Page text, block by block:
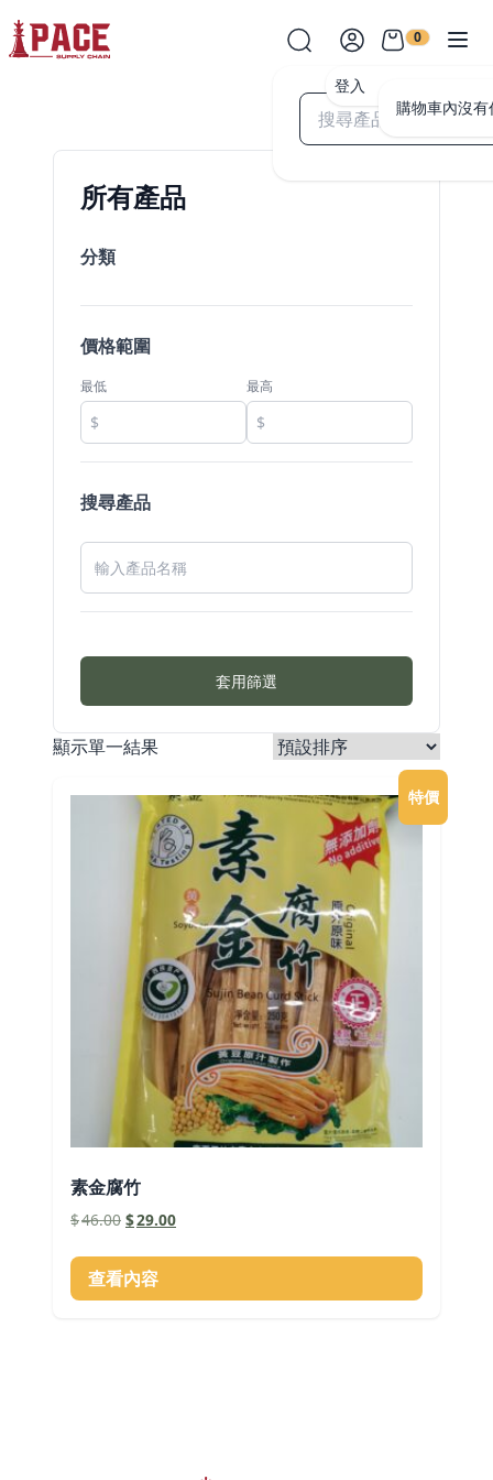
登入
0
購物車內沒
所有產品
分類
價格範圍
最低 最高
搜尋產品
套用篩選
顯示單一結果
特價
素金腐竹
$46.00 原
價
格：
$46.00。
$29.00目
價
$29.00。
查看內容